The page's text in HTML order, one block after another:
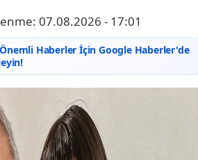
07.08.2026 - 17:01
Haberler İçin Google Haberler'de